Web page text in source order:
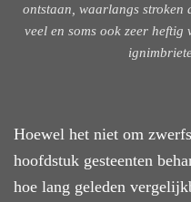
ontstaan, waarlangs stroken
veel en soms ook zeer
Hoewel het niet om
hoofdstuk gesteenten
hoe lang geleden